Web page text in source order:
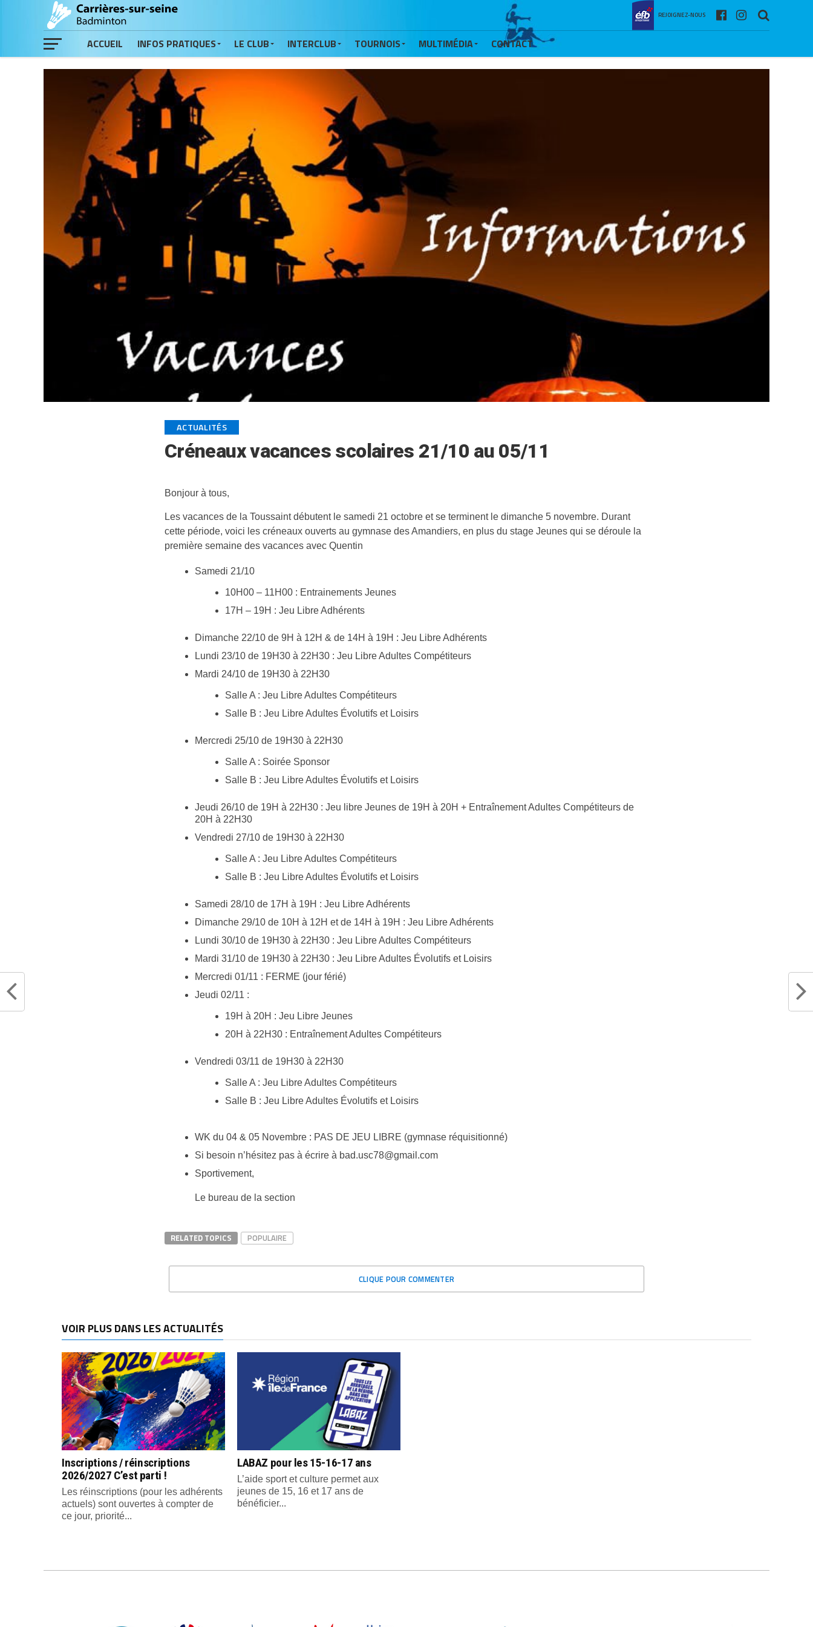
REJOIGNEZ-NOUS
ACCUEIL INFOS PRATIQUES LE CLUB INTERCLUB TOURNOIS MULTIMÉDIA CONTACT
ACTUALITÉS
Créneaux vacances scolaires 21/10 au 05/11
Bonjour à tous,
Les vacances de la Toussaint débutent le samedi 21 octobre et se terminent le dimanche 5 novembre. Durant
cette période, voici les créneaux ouverts au gymnase des Amandiers, en plus du stage Jeunes qui se déroule la
première semaine des vacances avec Quentin
Samedi 21/10
10H00 – 11H00 : Entrainements Jeunes
17H – 19H : Jeu Libre Adhérents
Dimanche 22/10 de 9H à 12H & de 14H à 19H : Jeu Libre Adhérents
Lundi 23/10 de 19H30 à 22H30 : Jeu Libre Adultes Compétiteurs
Mardi 24/10 de 19H30 à 22H30
Salle A : Jeu Libre Adultes Compétiteurs
Salle B : Jeu Libre Adultes Évolutifs et Loisirs
Mercredi 25/10 de 19H30 à 22H30
Salle A : Soirée Sponsor
Salle B : Jeu Libre Adultes Évolutifs et Loisirs
Jeudi 26/10 de 19H à 22H30 : Jeu libre Jeunes de 19H à 20H + Entraînement Adultes Compétiteurs de
20H à 22H30
Vendredi 27/10 de 19H30 à 22H30
Salle A : Jeu Libre Adultes Compétiteurs
Salle B : Jeu Libre Adultes Évolutifs et Loisirs
Samedi 28/10 de 17H à 19H : Jeu Libre Adhérents
Dimanche 29/10 de 10H à 12H et de 14H à 19H : Jeu Libre Adhérents
Lundi 30/10 de 19H30 à 22H30 : Jeu Libre Adultes Compétiteurs
Mardi 31/10 de 19H30 à 22H30 : Jeu Libre Adultes Évolutifs et Loisirs
Mercredi 01/11 : FERME (jour férié)
Jeudi 02/11 :
19H à 20H : Jeu Libre Jeunes
20H à 22H30 : Entraînement Adultes Compétiteurs
Vendredi 03/11 de 19H30 à 22H30
Salle A : Jeu Libre Adultes Compétiteurs
Salle B : Jeu Libre Adultes Évolutifs et Loisirs
WK du 04 & 05 Novembre : PAS DE JEU LIBRE (gymnase réquisitionné)
Si besoin n’hésitez pas à écrire à bad.usc78@gmail.com
Sportivement,
Le bureau de la section
RELATED TOPICS POPULAIRE
CLIQUE POUR COMMENTER
VOIR PLUS DANS LES ACTUALITÉS
Inscriptions / réinscriptions
2026/2027 C’est parti !
Les réinscriptions (pour les adhérents
actuels) sont ouvertes à compter de
ce jour, priorité...
LABAZ pour les 15-16-17 ans
L’aide sport et culture permet aux
jeunes de 15, 16 et 17 ans de
bénéficier...